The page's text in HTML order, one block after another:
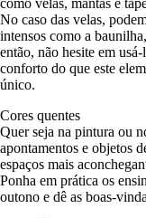
No caso das velas,
intensos como a
então, não hesite em
conforto do que este
único.
Cores quentes
Quer seja na pintura ou
apontamentos e objetos
espaços mais
Ponha em prática os
outono e dê as boas-